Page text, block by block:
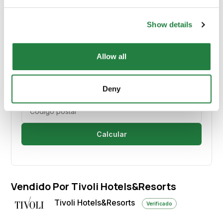
Show details
Allow all
Deny
Envio e Entrega
Calcular custos de envio:
Calcular
Vendido Por Tivoli Hotels&Resorts
Tivoli Hotels&Resorts Verificado